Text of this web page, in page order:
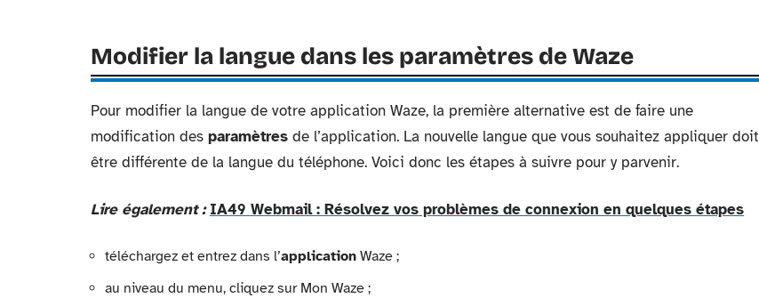
Modifier la langue dans les paramètres de Waze
Pour modifier la langue de votre application Waze, la première alternative est de faire une
modification des paramètres de l’application. La nouvelle langue que vous souhaitez appliquer doit
être différente de la langue du téléphone. Voici donc les étapes à suivre pour y parvenir.
Lire également : IA49 Webmail : Résolvez vos problèmes de connexion en quelques étapes
téléchargez et entrez dans l’application Waze ;
au niveau du menu, cliquez sur Mon Waze ;